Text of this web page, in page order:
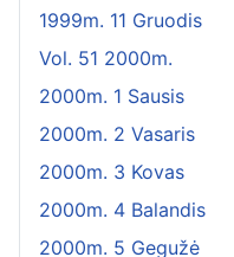
1999m. 11 Gruodis
Vol. 51 2000m.
2000m. 1 Sausis
2000m. 2 Vasaris
2000m. 3 Kovas
2000m. 4 Balandis
2000m. 5 Gegužė